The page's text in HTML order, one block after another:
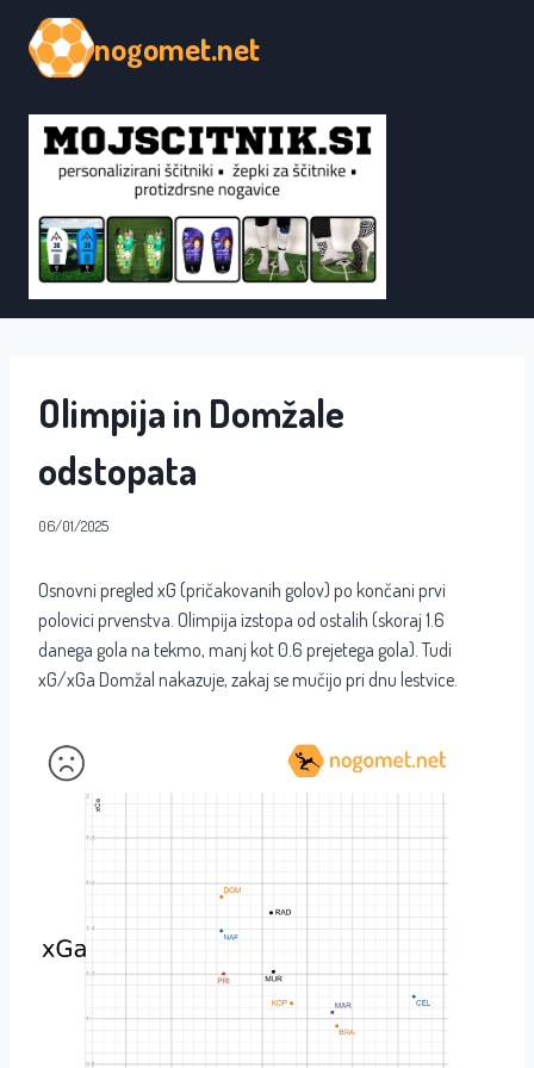
content
nogomet.net
Olimpija in Domžale
odstopata
06/01/2025
Osnovni pregled xG (pričakovanih golov) po končani prvi
polovici prvenstva. Olimpija izstopa od ostalih (skoraj 1.6
danega gola na tekmo, manj kot 0.6 prejetega gola). Tudi
xG/xGa Domžal nakazuje, zakaj se mučijo pri dnu lestvice.